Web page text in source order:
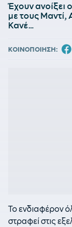
Έχουν ανοίξει
με τους
Κανέ…
ΚΟΙΝΟΠΟΙΗΣΗ:
Το ενδιαφέρον
στραφεί στις